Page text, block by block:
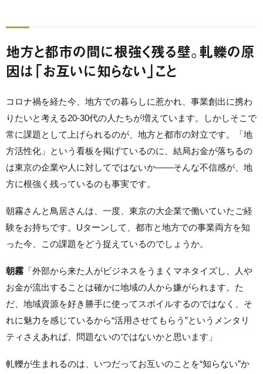
地方と都市の間に根強く残る壁。軋轢の原
因は「お互いに知らない」こと
コロナ禍を経た今、地方での暮らしに惹かれ、事業創出に携わ
りたいと考える20-30代の人たちが増えています。しかしそこで
常に課題として上げられるのが、地方と都市の対立です。「地
方活性化」という看板を掲げているのに、結局お金が落ちるの
は東京の企業や人に対してではないか——そんな不信感が、地
方に根強く残っているのも事実です。
朝霧さんと鳥居さんは、一度、東京の大企業で働いていたご経
験をお持ちです。Uターンして、都市と地方での事業両方を知
った今、この課題をどう捉えているのでしょうか。
朝霧 「外部から来た人がビジネスをうまくマネタイズし、人や
お金が流出することは確かに地域の人から嫌がられます。た
だ、地域資源を好き勝手に使ってスポイルするのではなく、そ
れに魅力を感じているから“活用させてもらう”というメンタリ
ティさえあれば、問題ないのではないかと思います」
軋轢が生まれるのは、いつだってお互いのことを“知らない”か